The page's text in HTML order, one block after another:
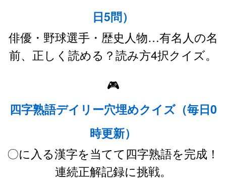
日5問）
俳優・野球選手・歴史人物…有名人の名
前、正しく読める？読み方4択クイズ。
🎮
四字熟語デイリー穴埋めクイズ（毎日0
時更新）
〇に入る漢字を当てて四字熟語を完成！
連続正解記録に挑戦。